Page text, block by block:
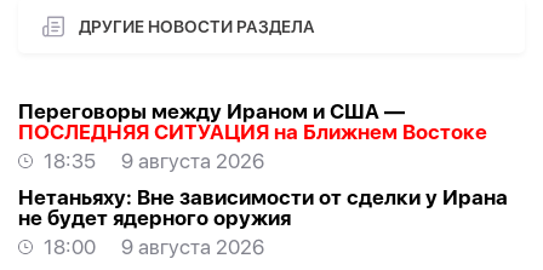
ДРУГИЕ НОВОСТИ РАЗДЕЛА
Переговоры между Ираном и США —
ПОСЛЕДНЯЯ СИТУАЦИЯ на Ближнем Востоке
18:35
9 августа 2026
Нетаньяху: Вне зависимости от сделки у Ирана
не будет ядерного оружия
18:00
9 августа 2026